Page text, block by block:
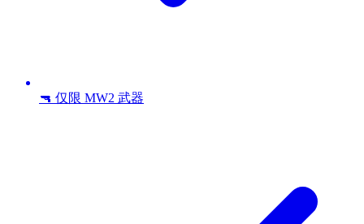
🔫 仅限 MW2 武器